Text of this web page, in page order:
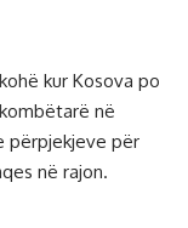
kur Kosova po
në
përpjekjeve për
në rajon.